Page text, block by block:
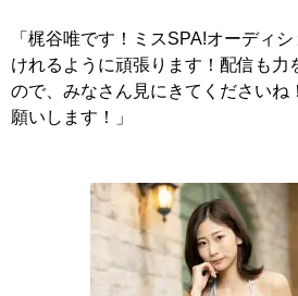
「梶谷唯です！ミスSPA!オーディ
けれるように頑張ります！配信も力
ので、みなさん見にきてくださいね
願いします！」